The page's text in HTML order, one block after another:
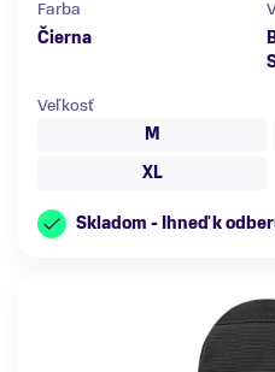
Farba
Čierna
Veľkosť
M
XL
Skladom - Ihneď k